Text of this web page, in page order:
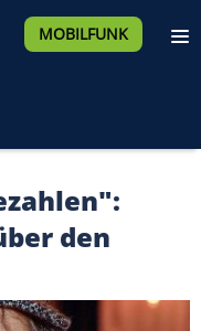
MOBILFUNK
den